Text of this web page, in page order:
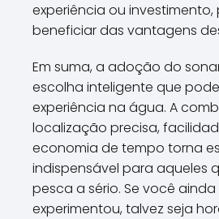
experiência ou investimento,
beneficiar das vantagens
Em suma, a adoção do
escolha inteligente que
experiência na água. A
localização precisa,
economia de tempo torna
indispensável para aqueles
pesca a sério. Se você
experimentou, talvez seja